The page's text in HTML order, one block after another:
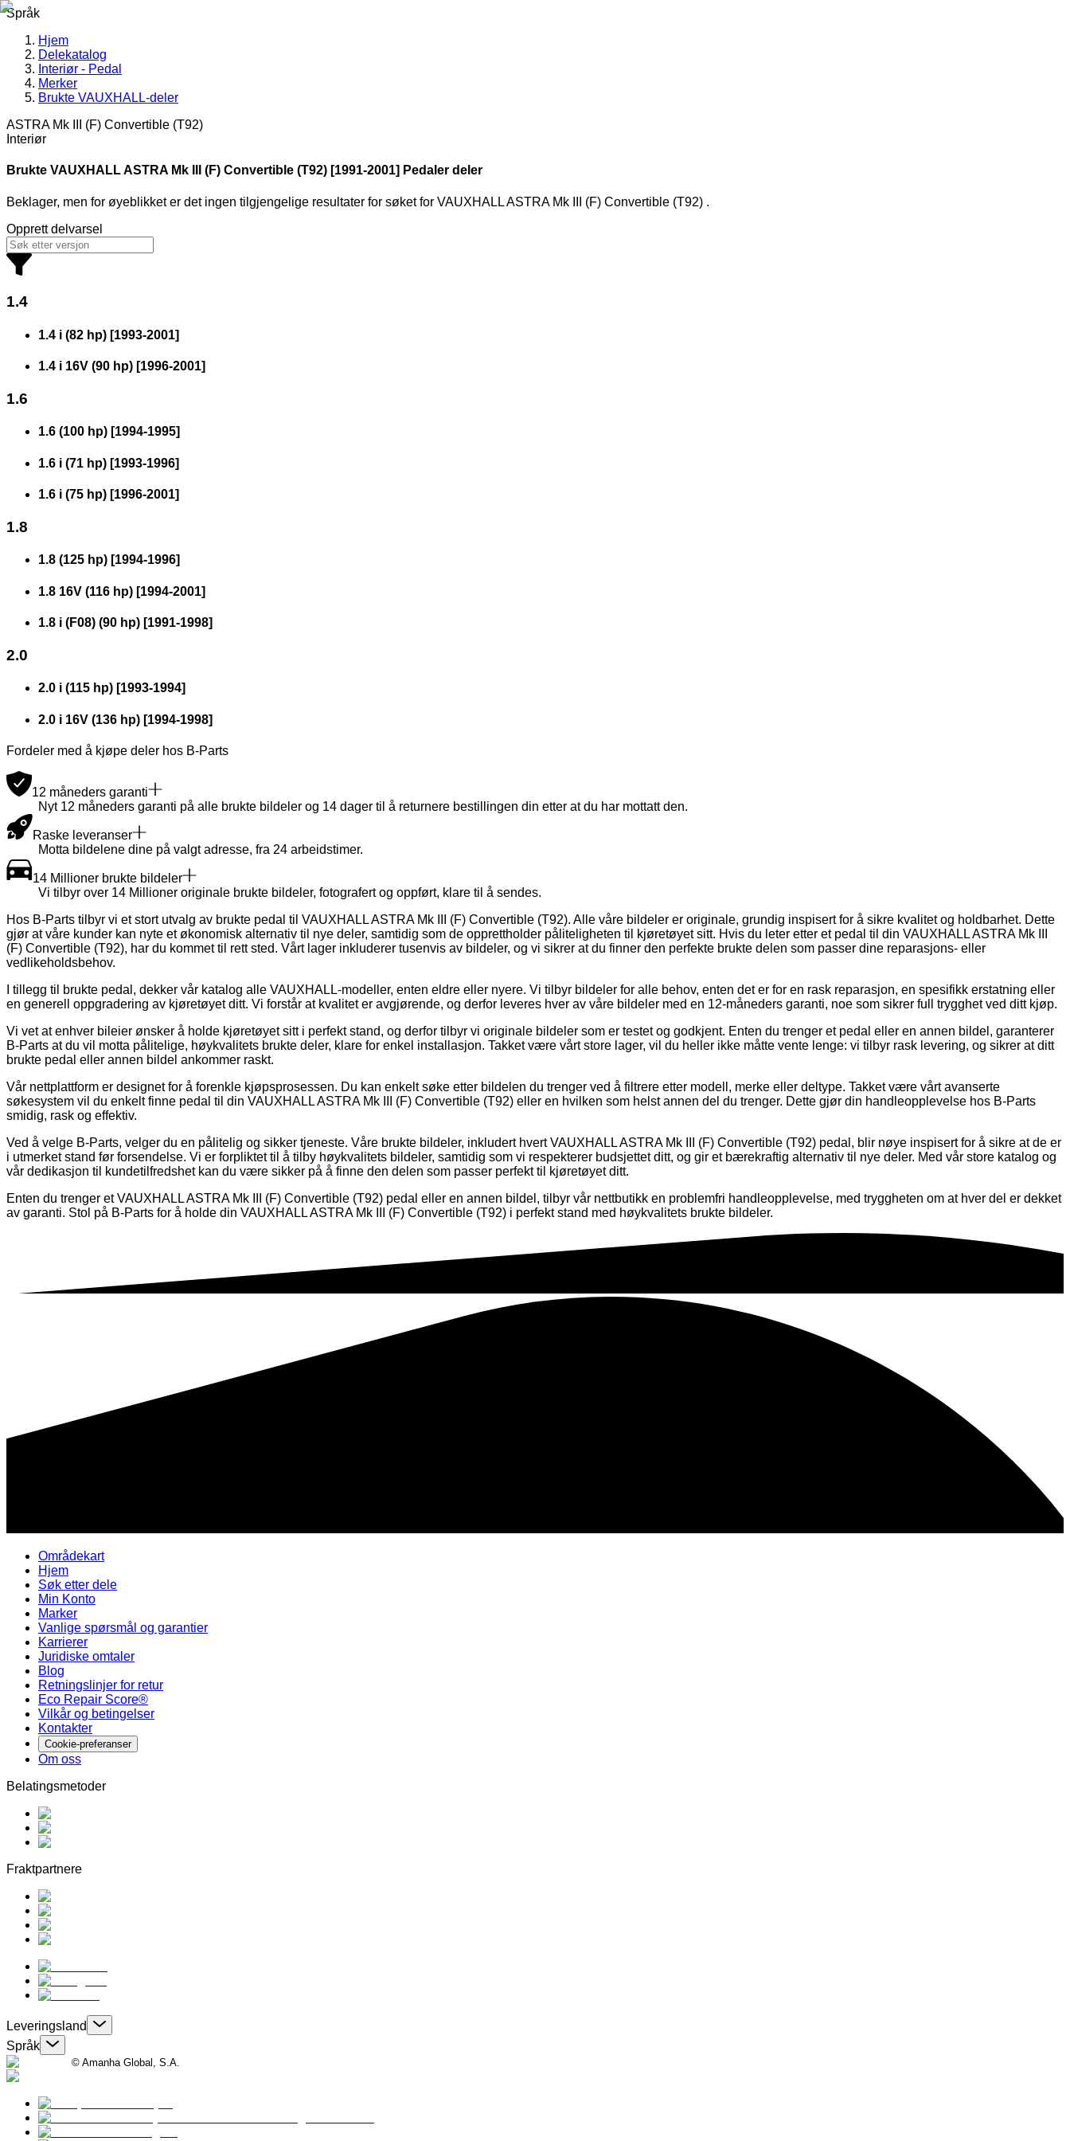
Språk
Hjem
Delekatalog
Interiør - Pedal
Merker
Brukte VAUXHALL-deler
ASTRA Mk III (F) Convertible (T92)
Interiør
Brukte VAUXHALLASTRA Mk III (F) Convertible (T92) [1991-2001] Pedaler deler
Beklager, men for øyeblikket er det ingen tilgjengelige resultater for søketfor VAUXHALL ASTRA Mk III (F) Convertible (T92) .
Opprett delvarsel
1.4
1.4 i (82 hp) [1993-2001]
1.4 i 16V (90 hp) [1996-2001]
1.6
1.6 (100 hp) [1994-1995]
1.6 i (71 hp) [1993-1996]
1.6 i (75 hp) [1996-2001]
1.8
1.8 (125 hp) [1994-1996]
1.8 16V (116 hp) [1994-2001]
1.8 i (F08) (90 hp) [1991-1998]
2.0
2.0 i (115 hp) [1993-1994]
2.0 i 16V (136 hp) [1994-1998]
Fordeler med å kjøpe deler hos B-Parts
12 måneders garanti
Nyt 12 måneders garanti på alle brukte bildeler og 14 dager til å returnere bestillingen din etter at du har mottatt den.
Raske leveranser
Motta bildelene dine på valgt adresse, fra 24 arbeidstimer.
14 Millioner brukte bildeler
Vi tilbyr over 14 Millioner originale brukte bildeler, fotografert og oppført, klare til å sendes.
Hos B-Parts tilbyr vi et stort utvalg av brukte pedal til VAUXHALL ASTRA Mk III (F) Convertible (T92). Alle våre bildeler er originale, grundig inspisert for å sikre kvalitet og holdbarhet. Dette
gjør at våre kunder kan nyte et økonomisk alternativ til nye deler, samtidig som de opprettholder påliteligheten til kjøretøyet sitt. Hvis du leter etter et pedal til din VAUXHALL ASTRA Mk III
(F) Convertible (T92), har du kommet til rett sted. Vårt lager inkluderer tusenvis av bildeler, og vi sikrer at du finner den perfekte brukte delen som passer dine reparasjons- eller
vedlikeholdsbehov.
I tillegg til brukte pedal, dekker vår katalog alle VAUXHALL-modeller, enten eldre eller nyere. Vi tilbyr bildeler for alle behov, enten det er for en rask reparasjon, en spesifikk erstatning eller
en generell oppgradering av kjøretøyet ditt. Vi forstår at kvalitet er avgjørende, og derfor leveres hver av våre bildeler med en 12-måneders garanti, noe som sikrer full trygghet ved ditt kjøp.
Vi vet at enhver bileier ønsker å holde kjøretøyet sitt i perfekt stand, og derfor tilbyr vi originale bildeler som er testet og godkjent. Enten du trenger et pedal eller en annen bildel, garanterer
B-Parts at du vil motta pålitelige, høykvalitets brukte deler, klare for enkel installasjon. Takket være vårt store lager, vil du heller ikke måtte vente lenge: vi tilbyr rask levering, og sikrer at ditt
brukte pedal eller annen bildel ankommer raskt.
Vår nettplattform er designet for å forenkle kjøpsprosessen. Du kan enkelt søke etter bildelen du trenger ved å filtrere etter modell, merke eller deltype. Takket være vårt avanserte
søkesystem vil du enkelt finne pedal til din VAUXHALL ASTRA Mk III (F) Convertible (T92) eller en hvilken som helst annen del du trenger. Dette gjør din handleopplevelse hos B-Parts
smidig, rask og effektiv.
Ved å velge B-Parts, velger du en pålitelig og sikker tjeneste. Våre brukte bildeler, inkludert hvert VAUXHALL ASTRA Mk III (F) Convertible (T92) pedal, blir nøye inspisert for å sikre at de er
i utmerket stand før forsendelse. Vi er forpliktet til å tilby høykvalitets bildeler, samtidig som vi respekterer budsjettet ditt, og gir et bærekraftig alternativ til nye deler. Med vår store katalog og
vår dedikasjon til kundetilfredshet kan du være sikker på å finne den delen som passer perfekt til kjøretøyet ditt.
Enten du trenger et VAUXHALL ASTRA Mk III (F) Convertible (T92) pedal eller en annen bildel, tilbyr vår nettbutikk en problemfri handleopplevelse, med tryggheten om at hver del er dekket
av garanti. Stol på B-Parts for å holde din VAUXHALL ASTRA Mk III (F) Convertible (T92) i perfekt stand med høykvalitets brukte bildeler.
Områdekart
Hjem
Søk etter dele
Min Konto
Marker
Vanlige spørsmål og garantier
Karrierer
Juridiske omtaler
Blog
Retningslinjer for retur
Eco Repair Score®
Vilkår og betingelser
Kontakter
Cookie-preferanser
Om oss
Belatingsmetoder
Fraktpartnere
Leveringsland
Språk
© Amanha Global, S.A.